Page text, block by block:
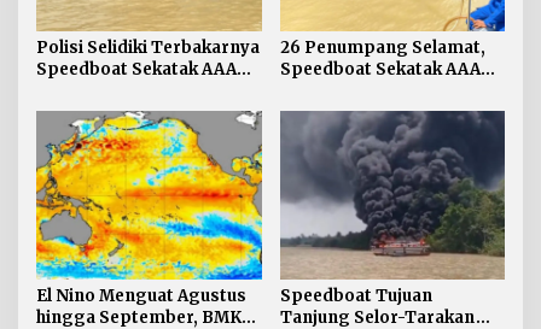
Polisi Selidiki Terbakarnya
Speedboat Sekatak AAA
Diduga dari Genset
26 Penumpang Selamat,
Speedboat Sekatak AAA
El Nino Menguat Agustus
hingga September, BMKG:
Speedboat Tujuan
Tanjung Selor-Tarakan